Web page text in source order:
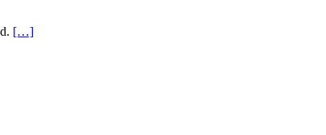
[…]